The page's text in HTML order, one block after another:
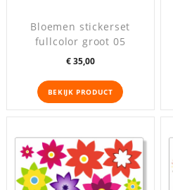
Bloemen stickerset
fullcolor groot 05
Prijs
€ 35,00
BEKIJK PRODUCT